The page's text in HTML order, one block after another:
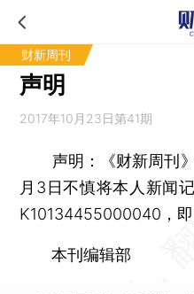
财新周刊
声明
2017年10月23日第41期
声明：
《财新周刊
月3日不慎将本人新闻
K10134455000040，即
本刊编辑部